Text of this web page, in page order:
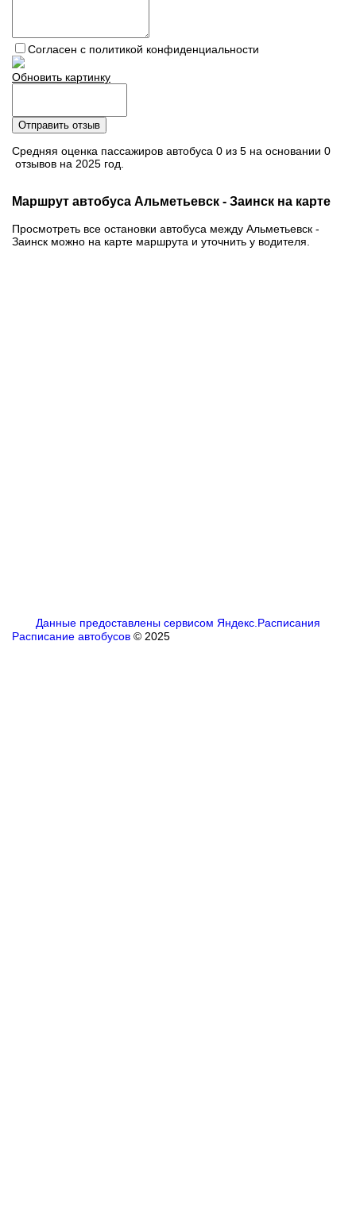
Согласен с политикой конфиденциальности
Обновить картинку
Отправить отзыв
Средняя оценка пассажиров автобуса 0 из 5 на основании 0
отзывов на 2025 год.
Маршрут автобуса Альметьевск - Заинск на карте
Просмотреть все остановки автобуса между Альметьевск -
Заинск можно на карте маршрута и уточнить у водителя.
Данные предоставлены сервисом Яндекс.Расписания
Расписание автобусов © 2025